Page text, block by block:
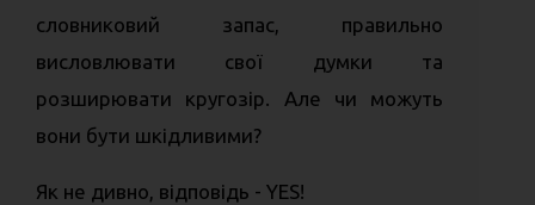
словниковий запас, правильно
висловлювати свої думки та
розширювати кругозір. Але чи можуть
вони бути шкідливими?
Як не дивно, відповідь - YES!